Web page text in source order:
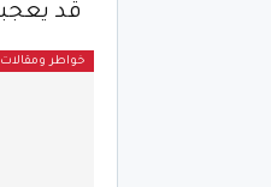
قد
خواطر ومقالات